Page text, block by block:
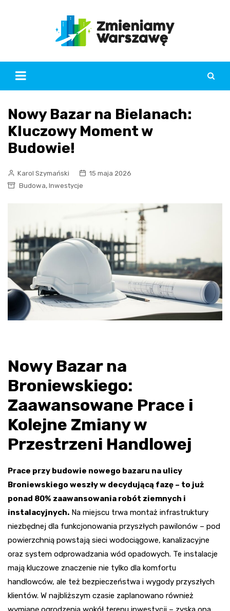
Nowy Bazar na Bielanach:
Kluczowy Moment w
Budowie!
Karol Szymański
15 maja 2026
Budowa, Inwestycje
Nowy Bazar na
Broniewskiego:
Zaawansowane Prace i
Kolejne Zmiany w
Przestrzeni Handlowej
Prace przy budowie nowego bazaru na ulicy
Broniewskiego weszły w decydującą fazę – to już
ponad 80% zaawansowania robót ziemnych i
instalacyjnych. Na miejscu trwa montaż infrastruktury
niezbędnej dla funkcjonowania przyszłych pawilonów – pod
powierzchnią powstają sieci wodociągowe, kanalizacyjne
oraz system odprowadzania wód opadowych. Te instalacje
mają kluczowe znaczenie nie tylko dla komfortu
handlowców, ale też bezpieczeństwa i wygody przyszłych
klientów. W najbliższym czasie zaplanowano również